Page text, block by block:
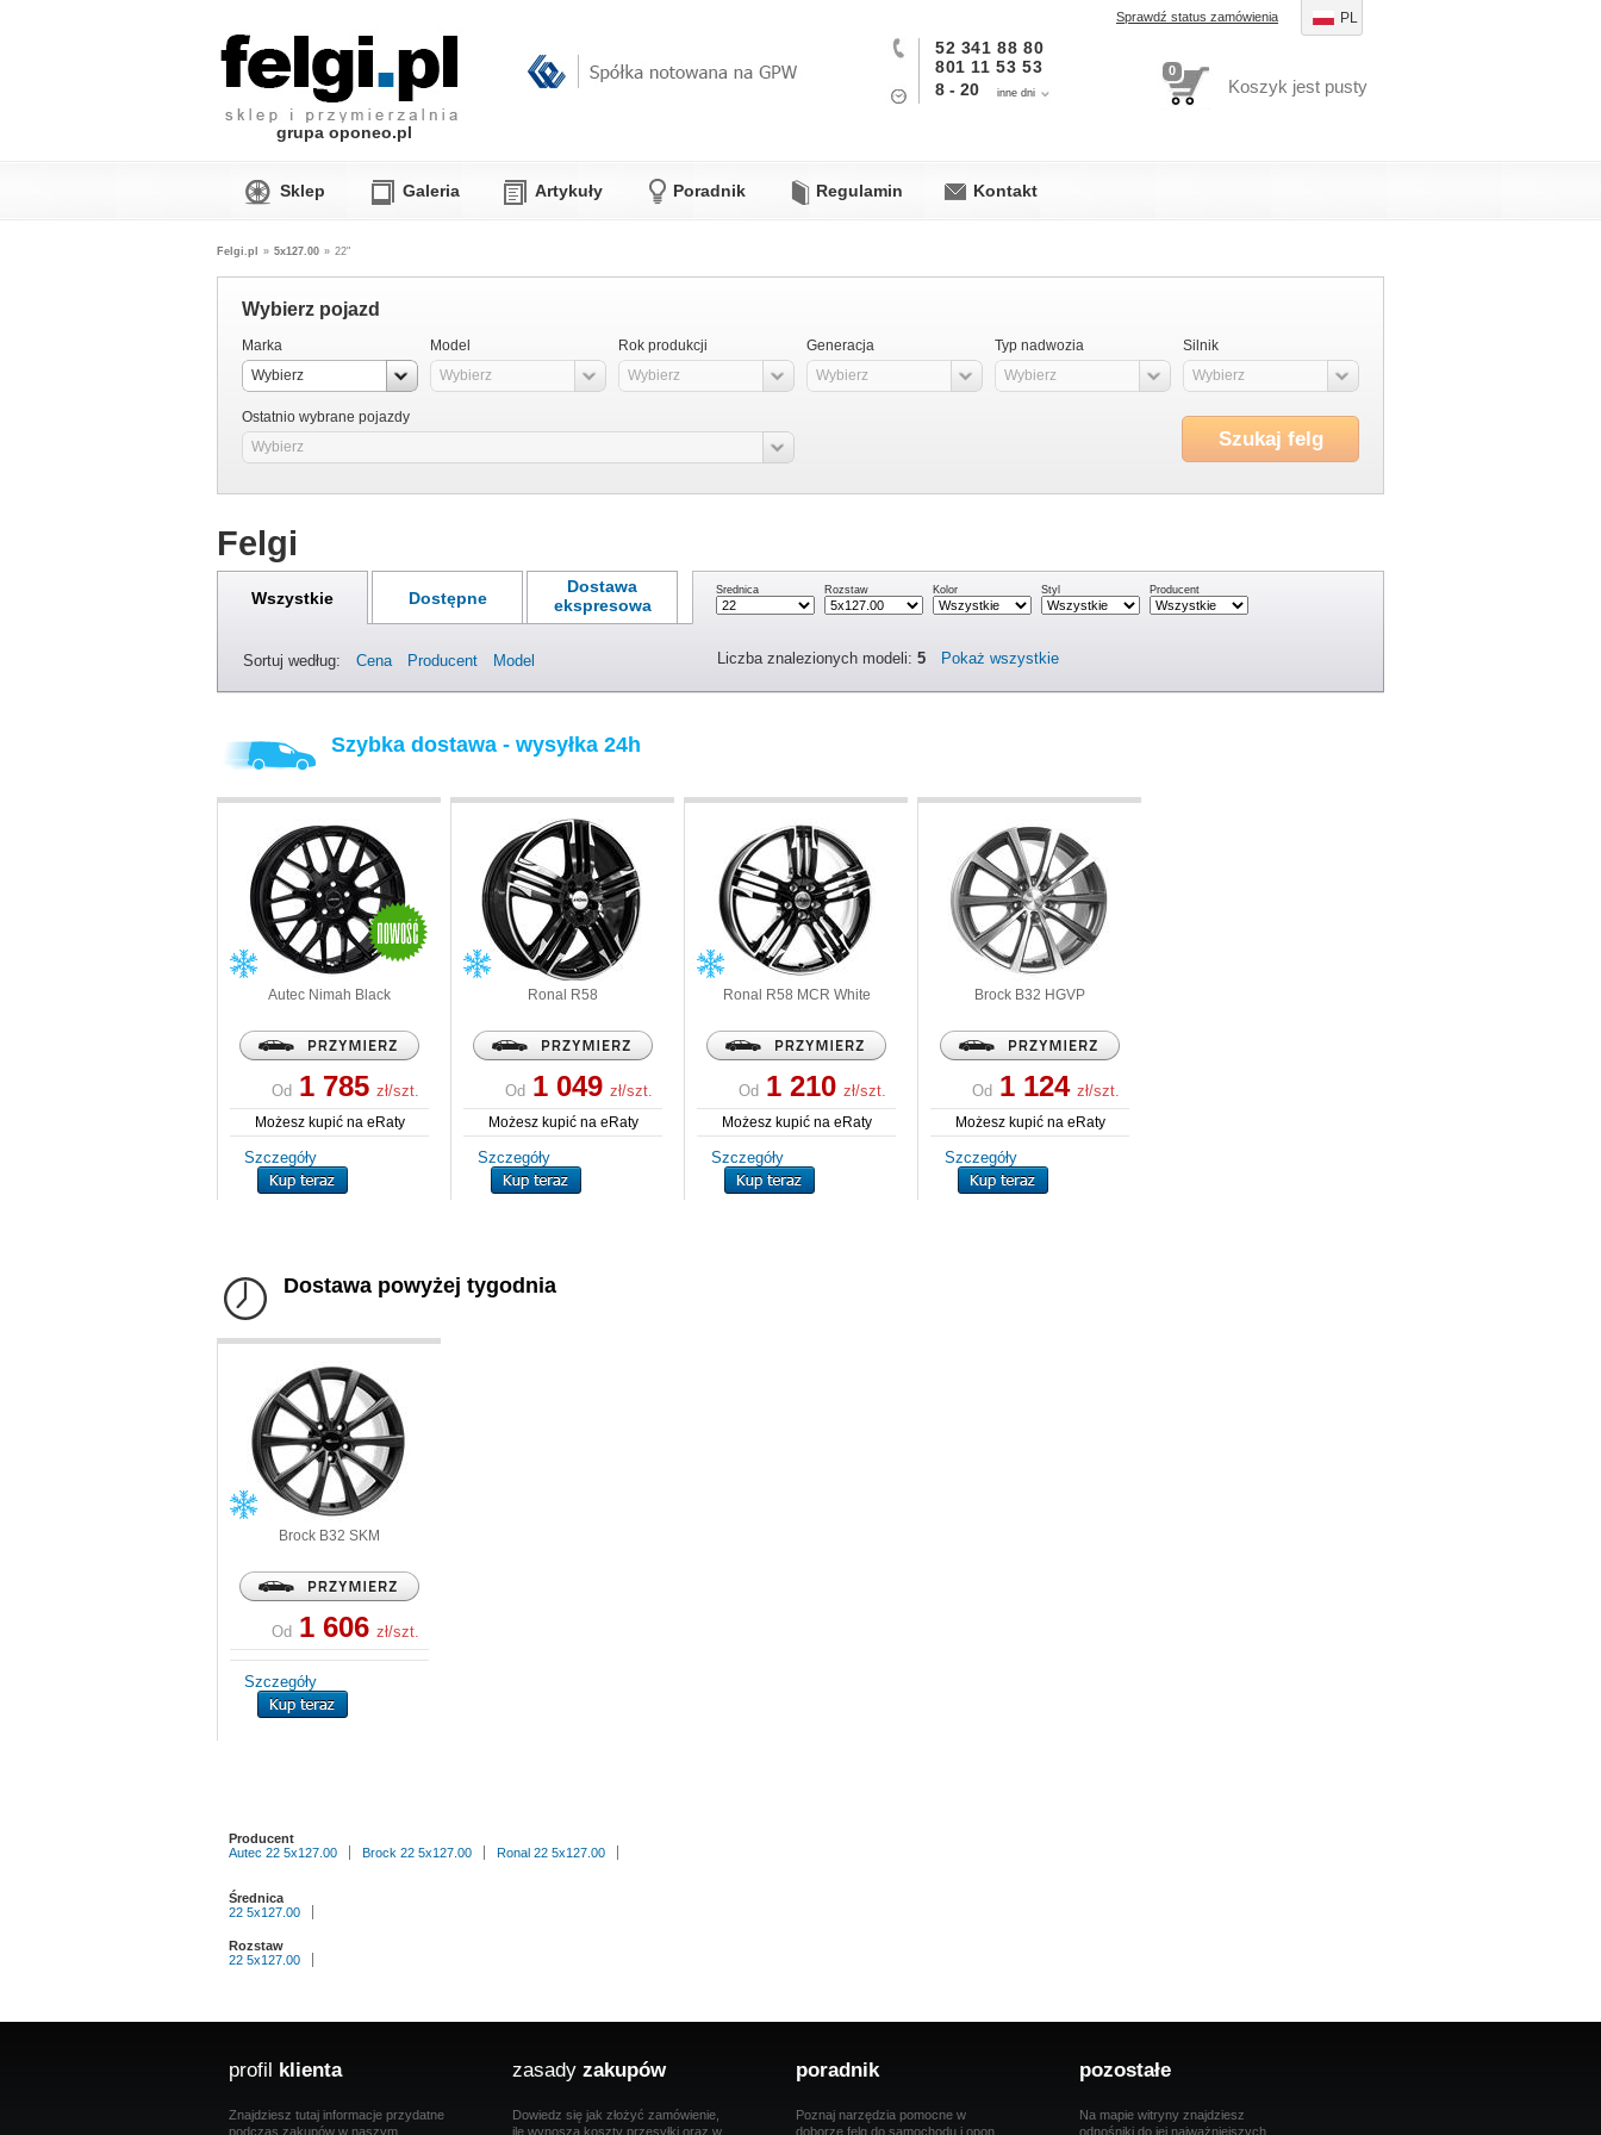
grupa oponeo.pl
Sprawdź status zamówienia
52 341 88 80
801 11 53 53
8 - 20
inne dni
PL
0
Koszyk jest pusty
Sklep Galeria Artykuły Poradnik Regulamin Kontakt
Felgi.pl » 5x127.00 » 22"
Wybierz pojazd
Marka
Wybierz
Model
Wybierz
Rok produkcji
Wybierz
Generacja
Wybierz
Typ nadwozia
Wybierz
Silnik
Wybierz
Ostatnio wybrane pojazdy
Wybierz
Szukaj felg
Felgi
Średnica Rozstaw Kolor Styl Producent
Wszystkie Dostępne
Dostawa
ekspresowa
Sortuj według: Cena Producent Model Liczba znalezionych modeli: 5 Pokaż wszystkie
Szybka dostawa - wysyłka 24h
Autec Nimah Black
Od 1 785 zł/szt.
Możesz kupić na eRaty
Szczegóły
Ronal R58
Od 1 049 zł/szt.
Możesz kupić na eRaty
Szczegóły
Ronal R58 MCR White
Od 1 210 zł/szt.
Możesz kupić na eRaty
Szczegóły
Brock B32 HGVP
Od 1 124 zł/szt.
Możesz kupić na eRaty
Szczegóły
Dostawa powyżej tygodnia
Brock B32 SKM
Od 1 606 zł/szt.
Szczegóły
Producent
Autec 22 5x127.00
Brock 22 5x127.00 Ronal 22 5x127.00
Średnica
22 5x127.00
Rozstaw
22 5x127.00
profil klienta
Znajdziesz tutaj informacje przydatne
podczas zakupów w naszym
zasady zakupów
Dowiedz się jak złożyć zamówienie,
ile wynoszą koszty przesyłki oraz w
poradnik
Poznaj narzędzia pomocne w
doborze felg do samochodu i opon.
pozostałe
Na mapie witryny znajdziesz
odnośniki do jej najważniejszych